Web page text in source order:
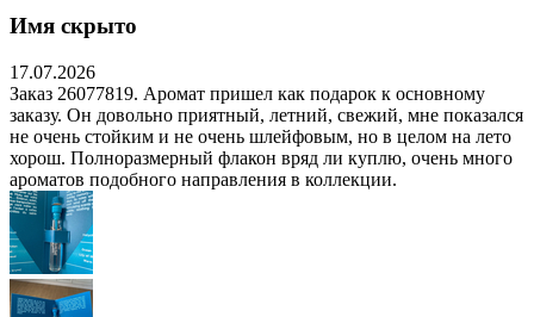
Имя скрыто
17.07.2026
Заказ 26077819. Аромат пришел как подарок к основному
заказу. Он довольно приятный, летний, свежий, мне показался
не очень стойким и не очень шлейфовым, но в целом на лето
хорош. Полноразмерный флакон вряд ли куплю, очень много
ароматов подобного направления в коллекции.